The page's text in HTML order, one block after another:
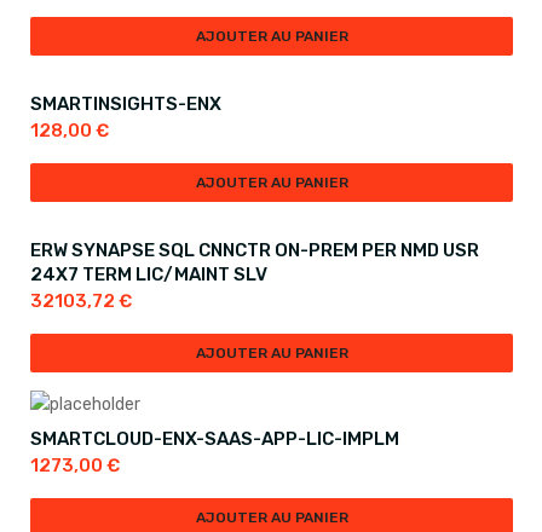
AJOUTER AU PANIER
SMARTINSIGHTS-ENX
128,00 €
AJOUTER AU PANIER
ERW SYNAPSE SQL CNNCTR ON-PREM PER NMD USR
24X7 TERM LIC/MAINT SLV
32103,72 €
AJOUTER AU PANIER
SMARTCLOUD-ENX-SAAS-APP-LIC-IMPLM
1273,00 €
AJOUTER AU PANIER